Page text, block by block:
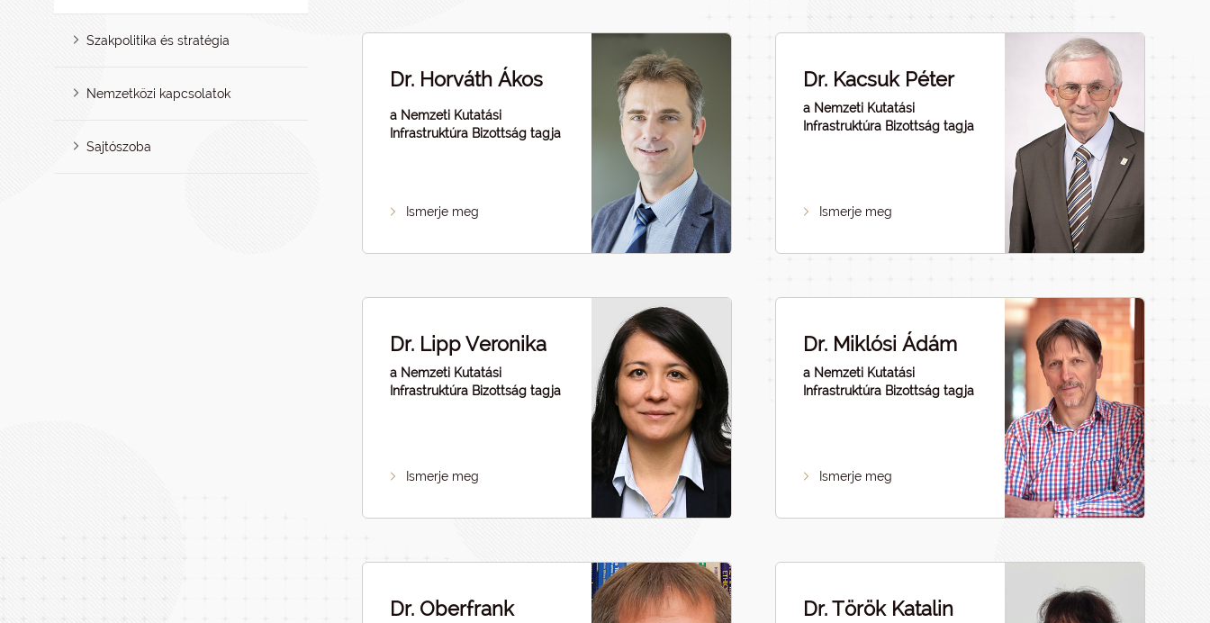
Szakpolitika és stratégia
Nemzetközi kapcsolatok
Sajtószoba
Dr. Horváth Ákos
a Nemzeti Kutatási
Infrastruktúra Bizottság tagja
Ismerje meg
Dr. Kacsuk Péter
a Nemzeti Kutatási
Infrastruktúra Bizottság tagja
Ismerje meg
Dr. Lipp Veronika
a Nemzeti Kutatási
Infrastruktúra Bizottság tagja
Ismerje meg
Dr. Miklósi Ádám
a Nemzeti Kutatási
Infrastruktúra Bizottság tagja
Ismerje meg
Dr. Oberfrank
Dr. Török Katalin